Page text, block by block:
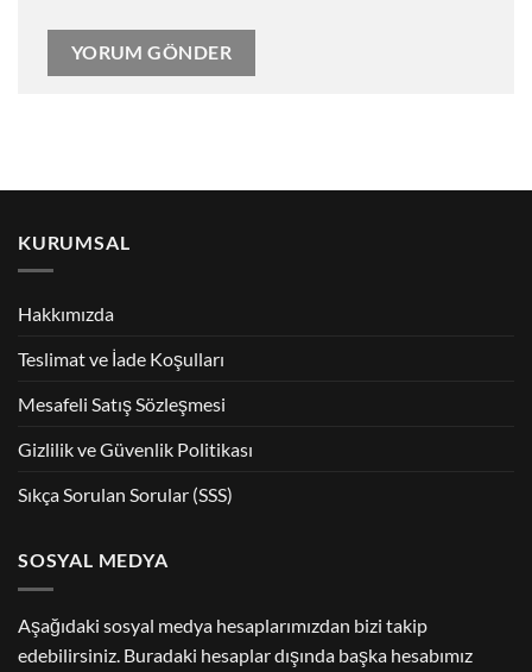
KURUMSAL
Hakkımızda
Teslimat ve İade Koşulları
Mesafeli Satış Sözleşmesi
Gizlilik ve Güvenlik Politikası
Sıkça Sorulan Sorular (SSS)
SOSYAL MEDYA
Aşağıdaki sosyal medya hesaplarımızdan bizi takip
edebilirsiniz. Buradaki hesaplar dışında başka hesabımız